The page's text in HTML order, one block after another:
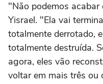
"Não podemos
Yisrael. "Ela vai
totalmente derrotado,
totalmente destruída.
agora, eles vão
voltar em mais três ou